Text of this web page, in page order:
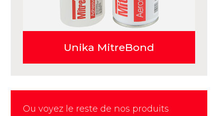
Unika MitreBond
Ou voyez le reste de nos produits